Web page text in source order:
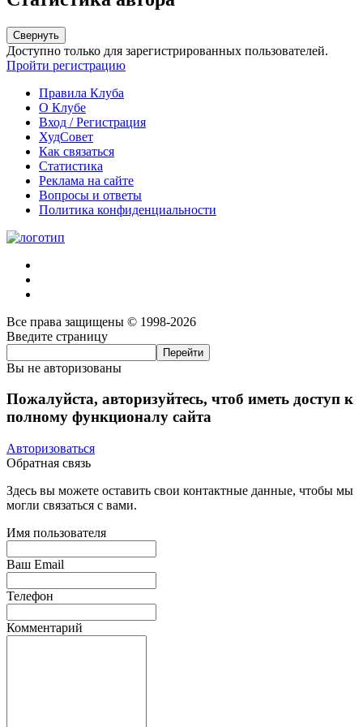
Свернуть
Доступно только для зарегистрированных пользователей.
Пройти регистрацию
Правила Клуба
О Клубе
Вход / Регистрация
ХудСовет
Как связаться
Статистика
Реклама на сайте
Вопросы и ответы
Политика конфиденциальности
Все права защищены © 1998-2026
Введите страницу
Вы не авторизованы
Пожалуйста, авторизуйтесь, чтоб иметь доступ к
полному функционалу сайта
Авторизоваться
Обратная связь
Здесь вы можете оставить свои контактные данные, чтобы мы
могли связаться с вами.
Имя пользователя
Ваш Email
Телефон
Комментарий